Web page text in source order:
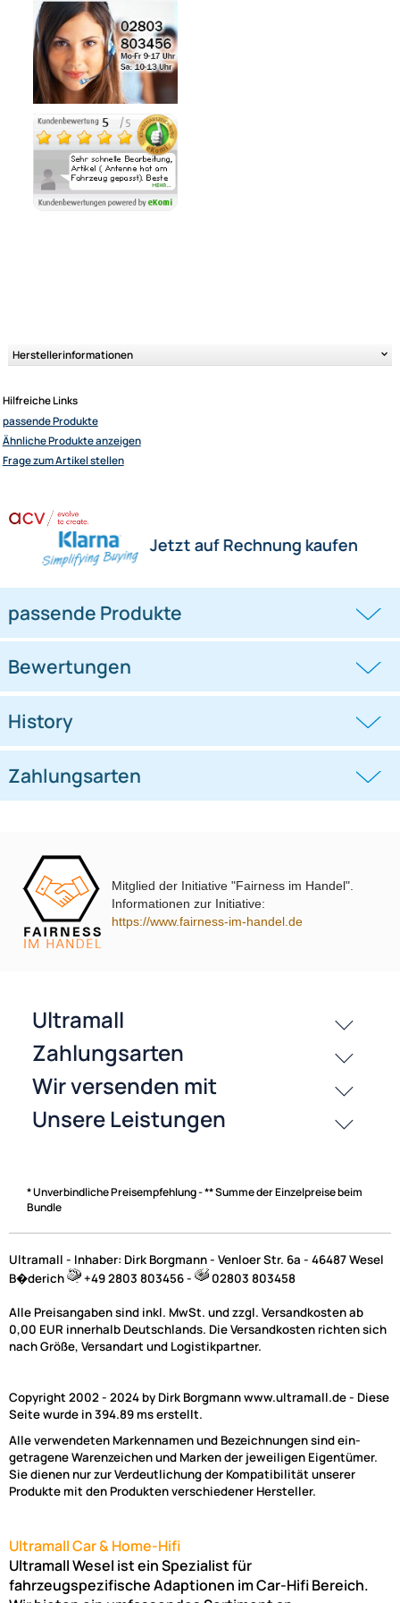
Herstellerinformationen
passende Produkte
Ähnliche Produkte anzeigen
Frage zum Artikel stellen
Noch 1 direkt ab Lager lieferbar
Lieferzeit 1 - 3 Tage
Ähnliche Produkte anzeigen
Bewertungen
History
Mitglied der Initiative "Fairness im Handel".
Informationen zur Initiative:
https://www.fairness-im-handel.de
* Unverbindliche Preisempfehlung - ** Summe der Einzelpreise beim
Bundle
Ultramall - Inhaber: Dirk Borgmann - Venloer Str. 6a - 46487 Wesel
B�derich
+49 2803 803456 - 02803 803458
Alle Preisangaben sind inkl. MwSt. und zzgl. Versandkosten ab
0,00 EUR innerhalb Deutschlands. Die Versandkosten richten sich
nach Größe, Versandart und Logistikpartner.
Copyright 2002 - 2024 by Dirk Borgmann www.ultramall.de - Diese
Seite wurde in 394.89 ms erstellt.
Alle verwendeten Markennamen und Bezeichnungen sind ein-
getragene Warenzeichen und Marken der jeweiligen Eigentümer.
Sie dienen nur zur Verdeutlichung der Kompatibilität unserer
Produkte mit den Produkten verschiedener Hersteller.
Ultramall Car & Home-Hifi
Ultramall Wesel ist ein Spezialist für
fahrzeugspezifische Adaptionen im Car-Hifi Bereich.